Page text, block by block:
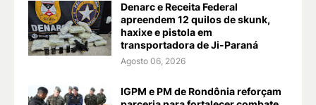
Denarc e Receita Federal
apreendem 12 quilos de skunk,
haxixe e pistola em
transportadora de Ji-Paraná
Agosto 06, 2026
IGPM e PM de Rondônia reforçam